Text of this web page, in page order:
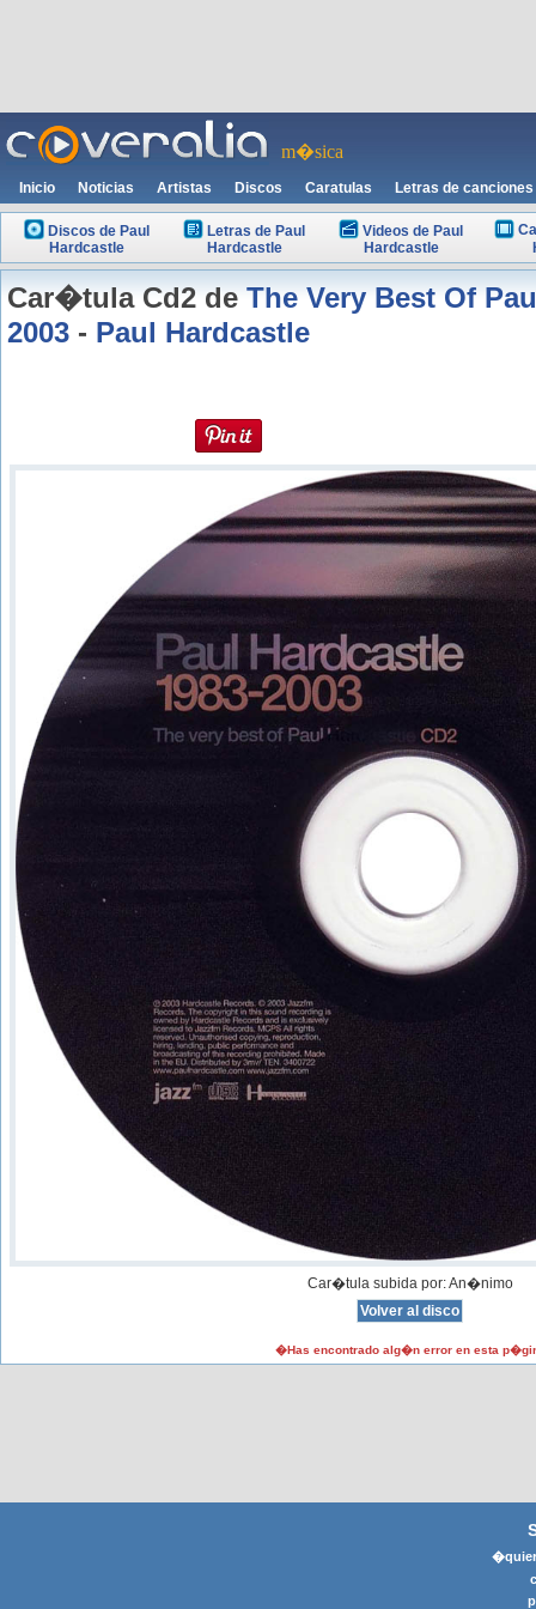
m�sica
Inicio Noticias Artistas Discos Caratulas Letras de canciones
Discos de Paul
Hardcastle
Letras de Paul
Hardcastle
Videos de Paul
Hardcastle
Car�tula Cd2 de The Very Best Of
2003 - Paul Hardcastle
Car�tula subida por: An�nimo
�Has encontrado alg�n error en esta